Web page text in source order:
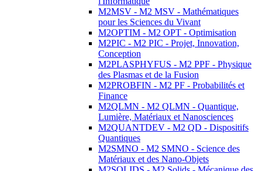
M2MSV - M2 MSV - Mathématiques
pour les Sciences du Vivant
M2OPTIM - M2 OPT - Optimisation
M2PIC - M2 PIC - Projet, Innovation,
Conception
M2PLASPHYFUS - M2 PPF - Physique
des Plasmas et de la Fusion
M2PROBFIN - M2 PF - Probabilités et
Finance
M2QLMN - M2 QLMN - Quantique,
Lumière, Matériaux et Nanosciences
M2QUANTDEV - M2 QD - Dispositifs
Quantiques
M2SMNO - M2 SMNO - Science des
Matériaux et des Nano-Objets